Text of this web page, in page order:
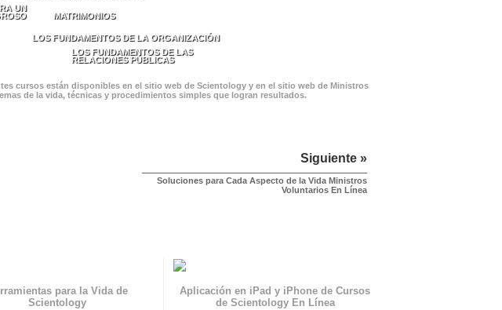
UN
MATRIMONIOS
LOS FUNDAMENTOS DE LA ORGANIZACIÓN
LOS FUNDAMENTOS DE LAS
RELACIONES PÚBLICAS
cursos están disponibles en el sitio web de Scientology y en el sitio web de Ministros
de la vida, técnicas y procedimientos simples que logran resultados.
Siguiente »
Soluciones para Cada Aspecto de la Vida Ministros
Voluntarios En Línea
para la Vida de
Scientology
Aplicación en iPad y iPhone de Cursos
de Scientology En Línea